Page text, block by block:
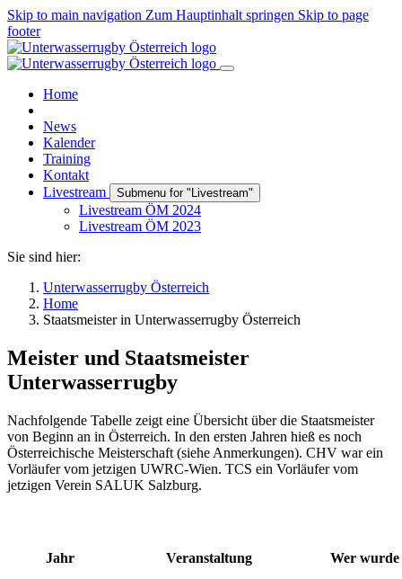
Skip to main navigation Zum Hauptinhalt springen Skip to page
footer
Home
News
Kalender
Training
Kontakt
Livestream
Submenu for "Livestream"
Livestream ÖM 2024
Livestream ÖM 2023
Sie sind hier:
Unterwasserrugby Österreich
Home
Staatsmeister in Unterwasserrugby Österreich
Meister und Staatsmeister
Unterwasserrugby
Nachfolgende Tabelle zeigt eine Übersicht über die Staatsmeister
von Beginn an in Österreich. In den ersten Jahren hieß es noch
Österreichische Meisterschaft (siehe Anmerkungen). CHV war ein
Vorläufer vom jetzigen UWRC-Wien. TCS ein Vorläufer vom
jetzigen Verein SALUK Salzburg.
Jahr Veranstaltung Wer wurde